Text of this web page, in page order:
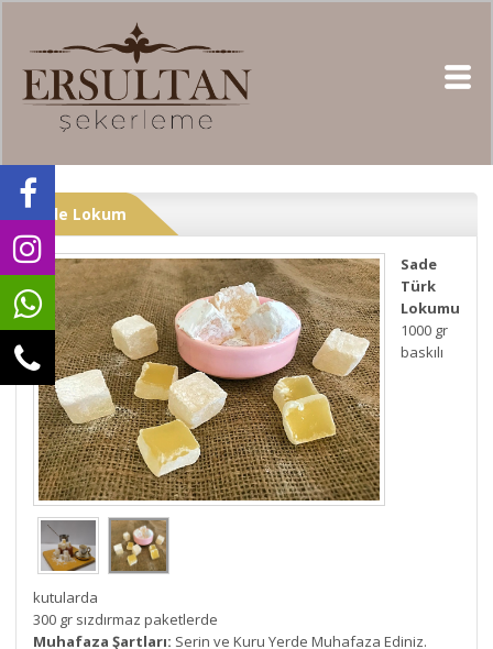
Sade Lokum
Sade
Türk
Lokumu
1000 gr
baskılı
kutularda
300 gr sızdırmaz paketlerde
Muhafaza Şartları: Serin ve Kuru Yerde Muhafaza Ediniz.